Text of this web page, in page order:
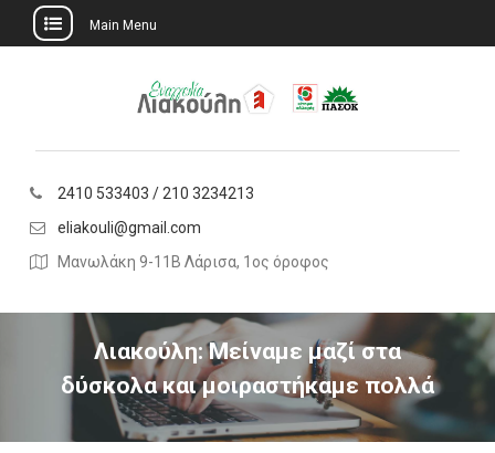
Main Menu
2410 533403 / 210 3234213
eliakouli@gmail.com
Μανωλάκη 9-11Β Λάρισα, 1ος όροφος
Λιακούλη: Μείναμε μαζί στα
δύσκολα και μοιραστήκαμε πολλά